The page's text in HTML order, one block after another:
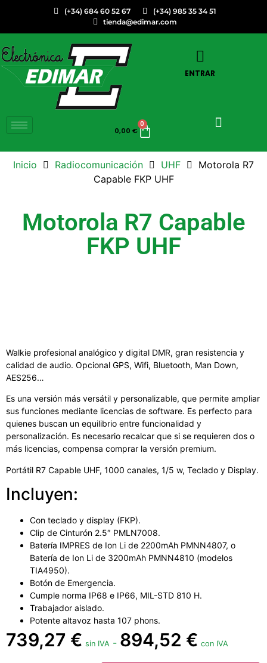
(+34) 684 60 52 67
(+34) 985 35 34 51
tienda@edimar.com
ENTRAR
0,00 €
0
Inicio Radiocomunicación UHF
Motorola R7
Capable FKP UHF
Motorola R7 Capable
FKP UHF
Walkie profesional analógico y digital DMR, gran resistencia y
calidad de audio. Opcional GPS, Wifi, Bluetooth, Man Down,
AES256…
Es una versión más versátil y personalizable, que permite ampliar
sus funciones mediante licencias de software. Es perfecto para
quienes buscan un equilibrio entre funcionalidad y
personalización. Es necesario recalcar que si se requieren dos o
más licencias, compensa comprar la versión premium.
Portátil R7 Capable UHF, 1000 canales, 1/5 w, Teclado y Display.
Incluyen:
Con teclado y display (FKP).
Clip de Cinturón 2.5″ PMLN7008.
Batería IMPRES de Ion Li de 2200mAh PMNN4807, o
Batería de Ion Li de 3200mAh PMNN4810 (modelos
TIA4950).
Botón de Emergencia.
Cumple norma IP68 e IP66, MIL-STD 810 H.
Trabajador aislado.
Potente altavoz hasta 107 phons.
739,27 € sin IVA - 894,52 € con IVA